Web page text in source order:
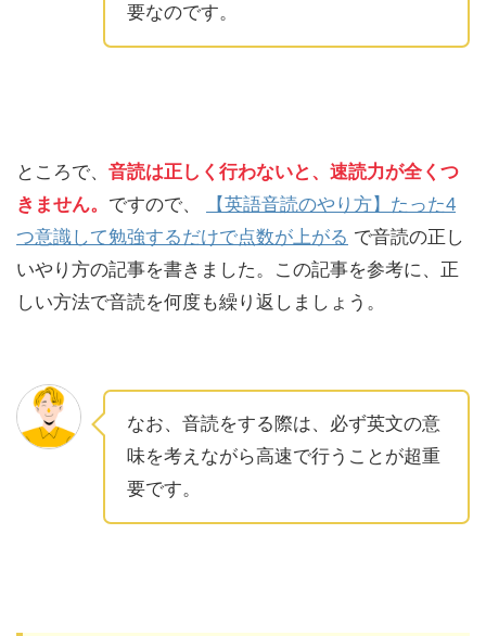
要なのです。
ところで、 音読は正しく行わないと、速読力が全くつ
きません。 ですので、
【英語音読のやり方】たった4
つ意識して勉強するだけで点数が上がる で音読の正し
いやり方の記事を書きました。この記事を参考に、正
しい方法で音読を何度も繰り返しましょう。
なお、音読をする際は、必ず英文の意
味を考えながら高速で行うことが超重
要です。